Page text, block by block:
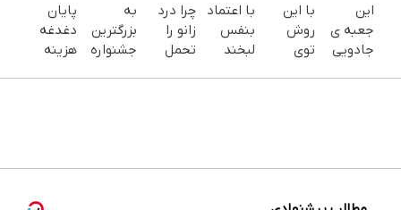
این
جعبه ی
جادویی
با این
روش
توی
با اعتماد
بنفس
لبخند
چرا درد
زانو را
تحمل
کن
به
بزرگترین
جشنواره
پایان
دغدغه
هزینه
کننده